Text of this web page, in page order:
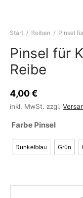
Start / Reiben / Pinsel
Pinsel für
Reibe
4,00€
inkl. MwSt. zzgl.
Farbe Pinsel
Dunkelblau Grün